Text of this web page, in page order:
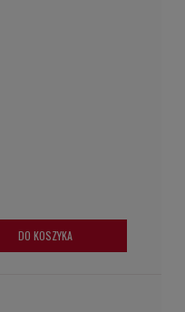
DO KOSZYKA